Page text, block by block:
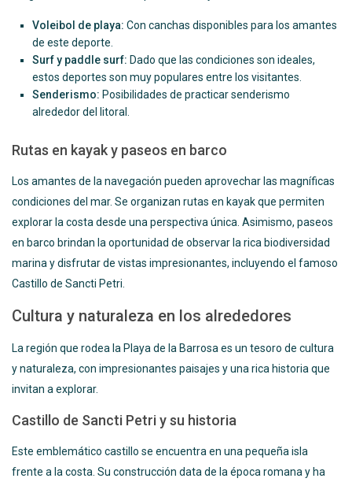
Voleibol de playa: Con canchas disponibles para los amantes
de este deporte.
Surf y paddle surf: Dado que las condiciones son ideales,
estos deportes son muy populares entre los visitantes.
Senderismo: Posibilidades de practicar senderismo
alrededor del litoral.
Rutas en kayak y paseos en barco
Los amantes de la navegación pueden aprovechar las magníficas
condiciones del mar. Se organizan rutas en kayak que permiten
explorar la costa desde una perspectiva única. Asimismo, paseos
en barco brindan la oportunidad de observar la rica biodiversidad
marina y disfrutar de vistas impresionantes, incluyendo el famoso
Castillo de Sancti Petri.
Cultura y naturaleza en los alrededores
La región que rodea la Playa de la Barrosa es un tesoro de cultura
y naturaleza, con impresionantes paisajes y una rica historia que
invitan a explorar.
Castillo de Sancti Petri y su historia
Este emblemático castillo se encuentra en una pequeña isla
frente a la costa. Su construcción data de la época romana y ha